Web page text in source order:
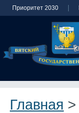
Приоритет 2030
Главная >